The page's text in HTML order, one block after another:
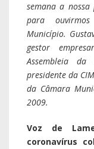
semana a
para
Município.
gestor
Assembleia da
presidente da
da Câmara
2009.
Voz de
coronavírus